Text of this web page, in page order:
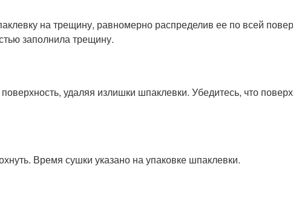
на трещину, равномерно распределив ее по всей
заполнила трещину.
удаляя излишки шпаклевки. Убедитесь, что
Время сушки указано на упаковке шпаклевки.